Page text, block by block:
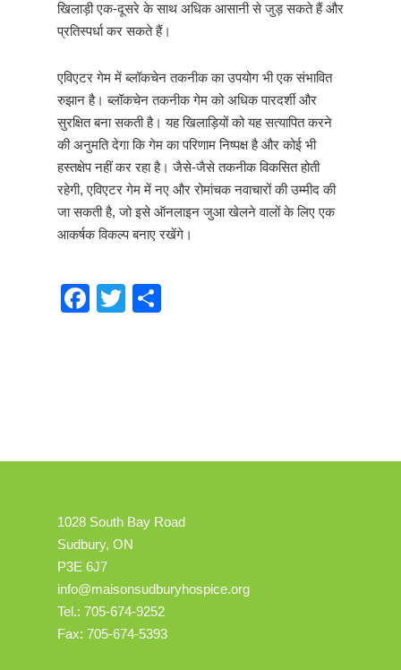
खिलाड़ी एक-दूसरे के साथ अधिक आसानी से जुड़ सकते हैं और
प्रतिस्पर्धा कर सकते हैं।
एविएटर गेम में ब्लॉकचेन तकनीक का उपयोग भी एक संभावित
रुझान है। ब्लॉकचेन तकनीक गेम को अधिक पारदर्शी और
सुरक्षित बना सकती है। यह खिलाड़ियों को यह सत्यापित करने
की अनुमति देगा कि गेम का परिणाम निष्पक्ष है और कोई भी
हस्तक्षेप नहीं कर रहा है। जैसे-जैसे तकनीक विकसित होती
रहेगी, एविएटर गेम में नए और रोमांचक नवाचारों की उम्मीद की
जा सकती है, जो इसे ऑनलाइन जुआ खेलने वालों के लिए एक
आकर्षक विकल्प बनाए रखेंगे।
Facebook
Twitter
1028 South Bay Road
Sudbury, ON
P3E 6J7
info@maisonsudburyhospice.org
Tel.: 705-674-9252
Fax: 705-674-5393